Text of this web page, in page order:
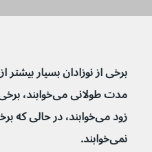
مدت طولانی
زود می‌خوابند، در حالی
نمی‌خوابند.